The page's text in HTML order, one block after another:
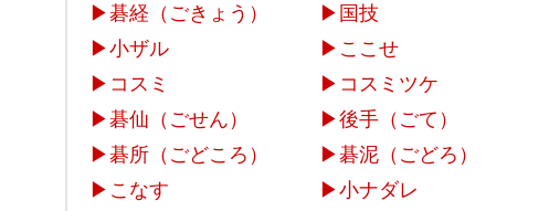
▶碁経（ごきょう） ▶ 国技
▶小ザル ▶ ここせ
▶ コスミ ▶ コスミツケ
▶碁仙（ごせん） ▶後手（ごて）
▶碁所（ごどころ） ▶碁泥（ごどろ）
▶ こなす ▶小ナダレ